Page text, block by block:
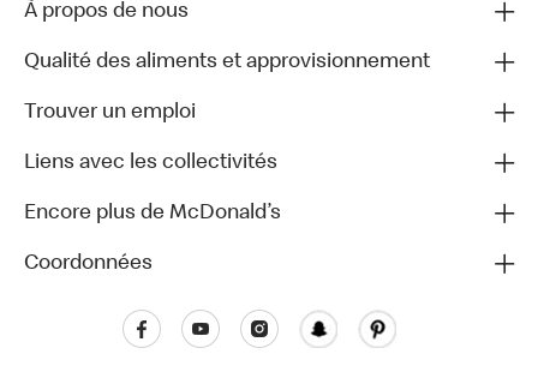
À propos de nous
Qualité des aliments et approvisionnement
Trouver un emploi
Liens avec les collectivités
Encore plus de McDonald’s
Coordonnées